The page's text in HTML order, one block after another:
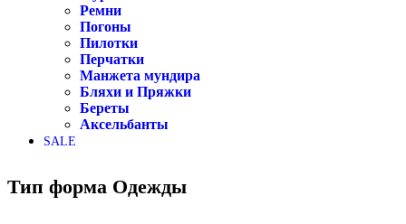
Ремни
Погоны
Пилотки
Перчатки
Манжета мундира
Бляхи и Пряжки
Береты
Аксельбанты
SALE
Тип форма Одежды